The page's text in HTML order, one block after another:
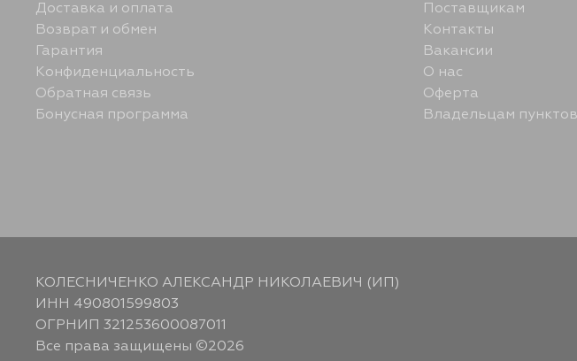
Доставка и оплата
Возврат и обмен
Гарантия
Конфиденциальность
Обратная связь
Бонусная программа
Поставщикам
Контакты
Вакансии
О нас
Оферта
Владельцам
КОЛЕСНИЧЕНКО АЛЕКСАНДР НИКОЛАЕВИЧ (ИП)
ИНН 490801599803
ОГРНИП 321253600087011
Все права защищены ©2026